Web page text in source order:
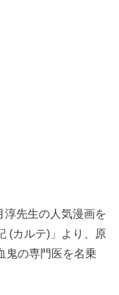
淳先生の人気漫画を
(カルテ)」より、原
鬼の専門医を名乗